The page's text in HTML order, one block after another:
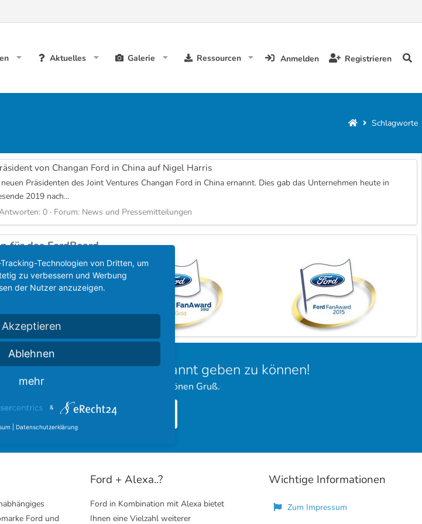
Aktuelles Galerie Ressourcen Anmelden Registrieren
Schlagworte
von Changan Ford in China auf Nigel Harris
Präsidenten des Joint Ventures Changan Ford in China ernannt. Dies gab das Unternehmen heute in
2019 nach...
0 Forum: News und Pressemitteilungen
für das FordBoard
des FordBoard bekannt geben zu können!
vorbei und hinterlasst einen schönen Gruß.
Ford Cougar Forum
Ford und
Ford + Alexa..?
Ford in Kombination mit Alexa bietet
Ihnen eine Vielzahl weiterer
Wichtige Informationen
Zum Impressum
Technologien von Dritten, um
zu verbessern und Werbung
der Nutzer anzuzeigen.
Akzeptieren
Ablehnen
mehr
&
Datenschutzerklärung